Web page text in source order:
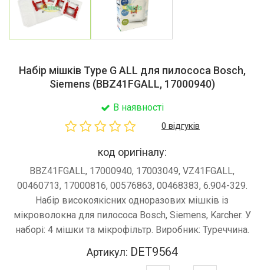
Набір мішків Type G ALL для пилососа Bosch,
Siemens (BBZ41FGALL, 17000940)
В наявності
0 відгуків
код оригіналу:
BBZ41FGALL, 17000940, 17003049, VZ41FGALL,
00460713, 17000816, 00576863, 00468383, 6.904-329.
Набір високоякісних одноразових мішків із
мікроволокна для пилососа Bosch, Siemens, Karcher. У
наборі: 4 мішки та мікрофільтр. Виробник: Туреччина.
Артикул: DET9564